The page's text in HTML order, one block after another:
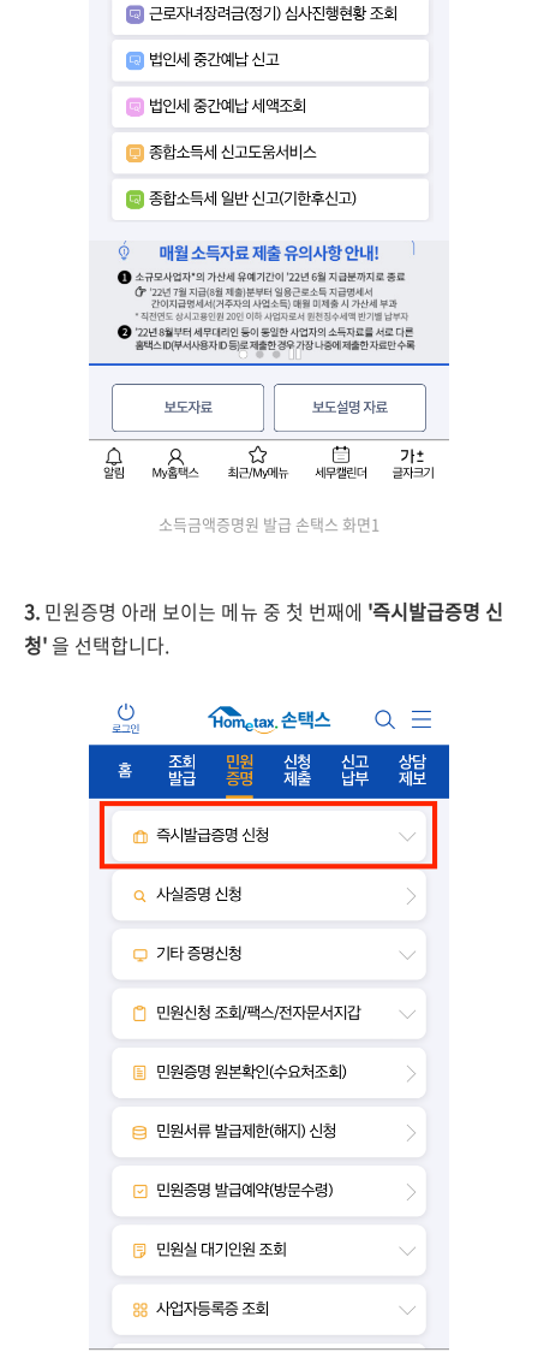
소득금액증명원 발급 손택스 화면1
3. 민원증명 아래 보이는 메뉴 중 첫 번째에 '즉시발급증명 신
청'을 선택합니다.